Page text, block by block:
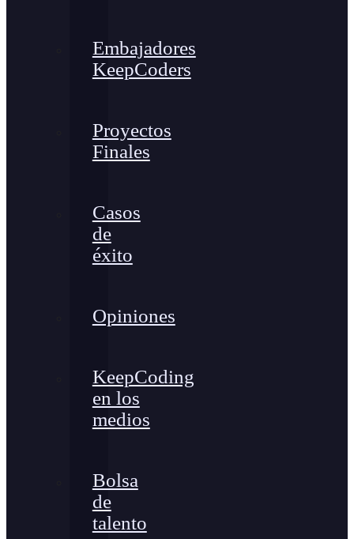
Embajadores
KeepCoders
Proyectos
Finales
Casos
de
éxito
Opiniones
KeepCoding
en los
medios
Bolsa
de
talento